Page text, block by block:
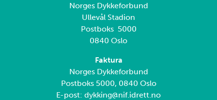
Norges Dykkeforbund
Ullevål Stadion
Postboks 5000
0840 Oslo
Faktura
Norges Dykkeforbund
Postboks 5000, 0840 Oslo
E-post: dykking@nif.idrett.no